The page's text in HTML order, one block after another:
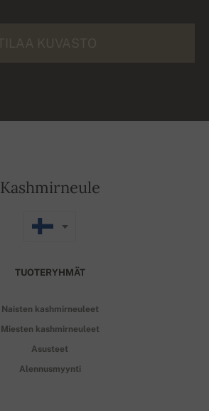
Kashmirneule
TUOTERYHMÄT
Naisten kashmirneuleet
Miesten kashmirneuleet
Asusteet
Alennusmyynti